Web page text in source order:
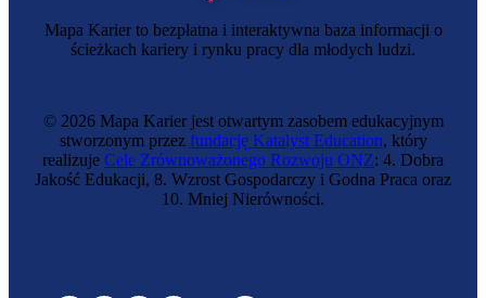
Mapa Karier to bezpłatna i interaktywna baza informacji o
ścieżkach kariery i rynku pracy dla młodych ludzi.
© 2026 Mapa Karier jest otwartym zasobem edukacyjnym
stworzonym przez fundację Katalyst Education, który
realizuje Cele Zrównoważonego Rozwoju ONZ: 4. Dobra
Jakość Edukacji, 8. Wzrost Gospodarczy i Godna Praca oraz
10. Mniej Nierówności.